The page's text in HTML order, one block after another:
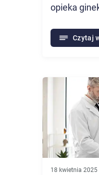
opieka
(Wola)Czytaj
18 kwietnia 2025